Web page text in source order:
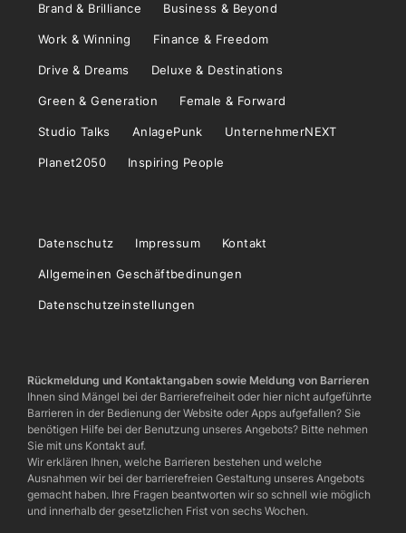
Brand & Brilliance Business & Beyond
Work & Winning Finance & Freedom
Drive & Dreams Deluxe & Destinations
Green & Generation Female & Forward
Studio Talks AnlagePunk UnternehmerNEXT
Planet2050 Inspiring People
Datenschutz Impressum Kontakt
Allgemeinen Geschäftbedinungen
Datenschutzeinstellungen
Rückmeldung und Kontaktangaben sowie Meldung von Barrieren
Ihnen sind Mängel bei der Barrierefreiheit oder hier nicht aufgeführte
Barrieren in der Bedienung der Website oder Apps aufgefallen? Sie
benötigen Hilfe bei der Benutzung unseres Angebots? Bitte nehmen
Sie mit uns Kontakt auf.
Wir erklären Ihnen, welche Barrieren bestehen und welche
Ausnahmen wir bei der barrierefreien Gestaltung unseres Angebots
gemacht haben. Ihre Fragen beantworten wir so schnell wie möglich
und innerhalb der gesetzlichen Frist von sechs Wochen.